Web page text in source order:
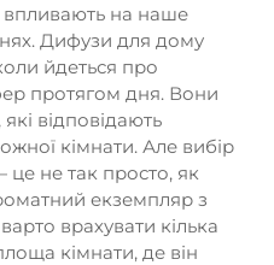
впливають на наше
Дифузи для дому
йдеться про
протягом дня. Вони
відповідають
кімнати. Але вибір
не так просто, як
екземпляр з
врахувати кілька
кімнати, де він